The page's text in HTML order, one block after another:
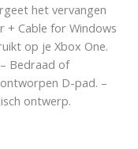
het vervangen
+ Cable for Windows
op je Xbox One.
Bedraad of
D-pad. –
ontwerp.